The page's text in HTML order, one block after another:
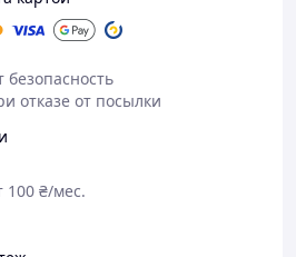
не чувствуется на теле,
комфортная в носке).*
температуре 30 градусов.*
Слава!
и зависит от личных
безопасность
отказе от посылки
100 ₴/мес.